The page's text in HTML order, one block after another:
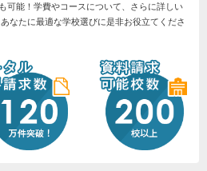
可能！学費やコースについて、さらに詳しい
なたに最適な学校選びに是非お役立てくださ